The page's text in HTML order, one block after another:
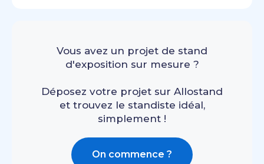
Vous avez un projet de stand
d'exposition sur mesure ?
Déposez votre projet sur Allostand
et trouvez le standiste idéal,
simplement !
On commence ?